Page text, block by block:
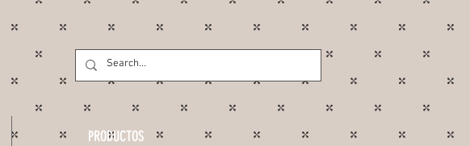
PRODUCTOS